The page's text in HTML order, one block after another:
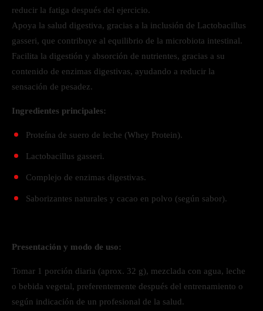
reducir la fatiga después del ejercicio.
Apoya la salud digestiva, gracias a la inclusión de Lactobacillus
gasseri, que contribuye al equilibrio de la microbiota intestinal.
Facilita la digestión y absorción de nutrientes, gracias a su
contenido de enzimas digestivas, ayudando a reducir la
sensación de pesadez.
Ingredientes principales:
Proteína de suero de leche (Whey Protein).
Lactobacillus gasseri.
Complejo de enzimas digestivas.
Saborizantes naturales y cacao en polvo (según sabor).
Presentación y modo de uso:
Tomar 1 porción diaria (aprox. 32 g), mezclada con agua, leche
o bebida vegetal, preferentemente después del entrenamiento o
según indicación de un profesional de la salud.